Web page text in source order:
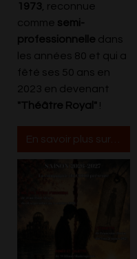
1973 , reconnue
comme semi-
professionnelle dans
les années 80 et qui a
fêté ses 50 ans en
2023 en devenant
"Théâtre Royal" !